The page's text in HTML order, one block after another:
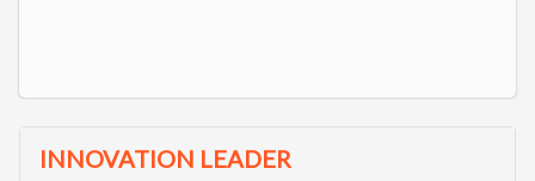
INNOVATION LEADER